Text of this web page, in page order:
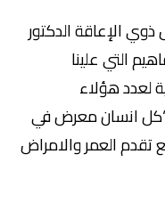
الإعاقة الدكتور
التي علينا
لعدد هؤلاء
“كل انسان معرض في
تقدم العمر والامراض